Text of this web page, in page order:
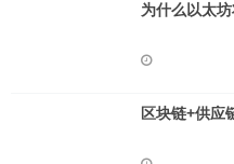
为什么以太
区块链+供应